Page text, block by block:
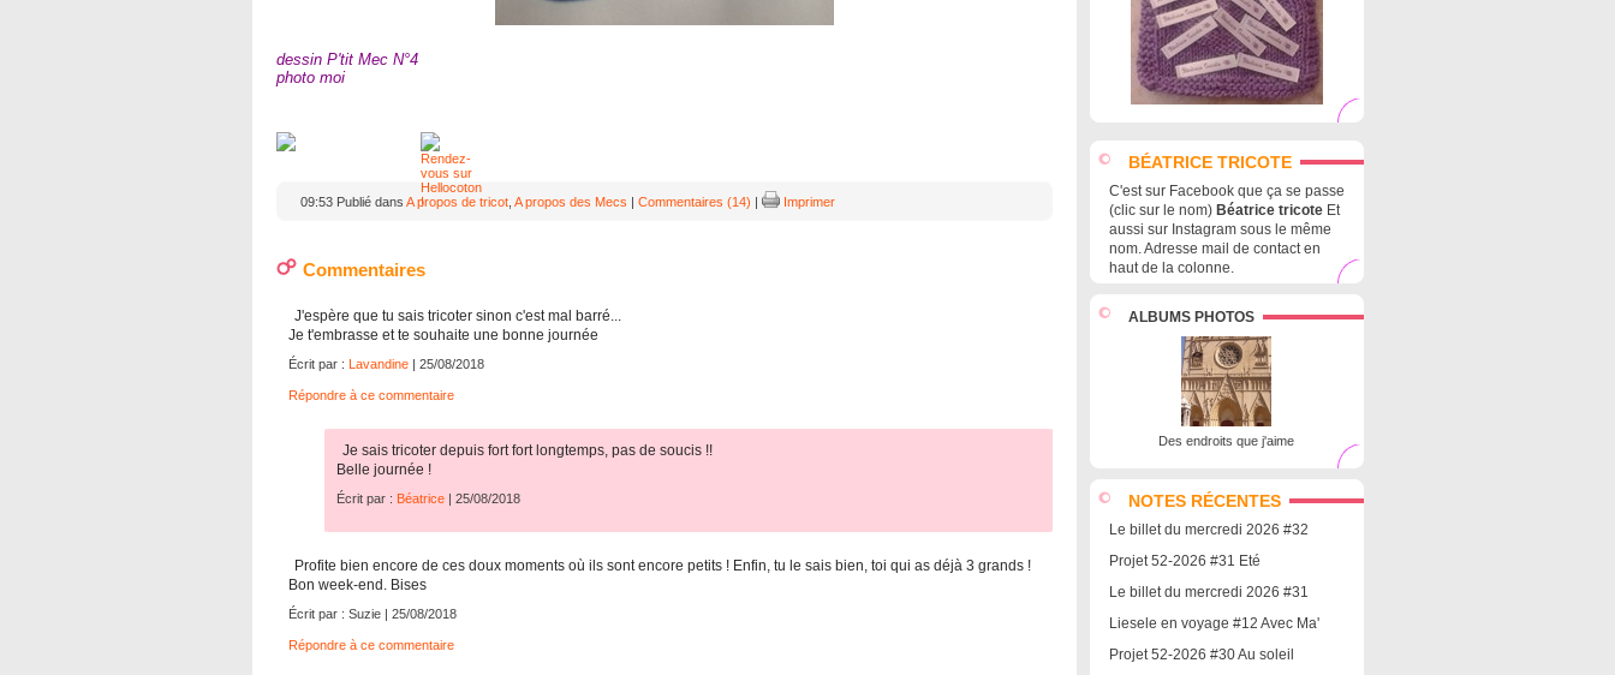
BÉATRICE TRICOTE
C'est sur Facebook que ça se passe
(clic sur le nom) Béatrice tricoteEt
aussi sur Instagram sous le même
nom. Adresse mail de contact en
haut de la colonne.
ALBUMS PHOTOS
Des endroits que j'aime
NOTES RÉCENTES
Le billet du mercredi 2026 #32
Projet 52-2026 #31 Eté
Le billet du mercredi 2026 #31
Liesele en voyage #12 Avec Ma'
Projet 52-2026 #30 Au soleil
dessin P'tit Mec N°4
photo moi
09:53 Publié dans A propos de tricot, A propos des Mecs | Commentaires (14) | Imprimer
Commentaires
J'espère que tu sais tricoter sinon c'est mal barré...
Je t'embrasse et te souhaite une bonne journée
Écrit par : Lavandine| 25/08/2018
Répondre à ce commentaire
Je sais tricoter depuis fort fort longtemps, pas de soucis !!
Belle journée !
Écrit par : Béatrice| 25/08/2018
Profite bien encore de ces doux moments où ils sont encore petits ! Enfin, tu le sais bien, toi qui as déjà 3 grands !
Bon week-end. Bises
Écrit par : Suzie | 25/08/2018
Répondre à ce commentaire